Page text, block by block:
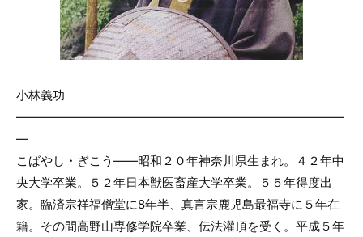
小林義功
———————————————————————————
—
こばやし・ぎこう――昭和２０年神奈川県生まれ。４２年中
央大学卒業。５２年日本獣医畜産大学卒業。５５年得度出
家。臨済宗祥福僧堂に8年半、真言宗鹿児島最福寺に５年在
籍。その間高野山専修学院卒業、伝法灌頂を受く。平成５年